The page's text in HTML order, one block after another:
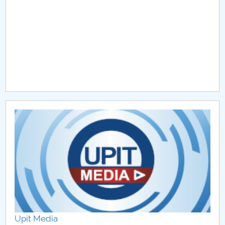
Chestionar angajabilitate ALUMNI – UPB
CAR2026
MENIU CANTINA
Hotărâri Senat din 31 ianuarie 2022
Hotărâri Senat din 29 noiembrie 2022
Upit Media